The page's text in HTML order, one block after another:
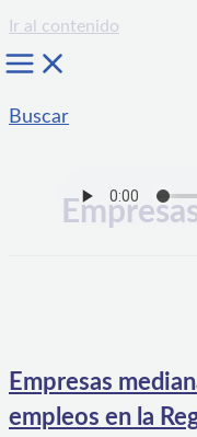
Ir al contenido
Buscar
Empresas
empleos en la